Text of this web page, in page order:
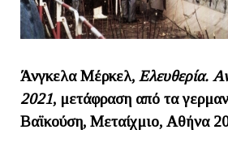
Άνγκελα Μέρκελ, Ελευθερία.
2021, μετάφραση από τα
Βαϊκούση, Μεταίχμιο, Αθήνα